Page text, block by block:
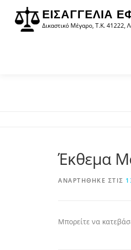
περιεχόμενο
Προχωρήστε
περιεχόμενο
ΕΙΣΑΓΓΕΛΊΑ
Δικαστικό Μέγαρο, Τ.Κ. 41222,
Έκθεμα
ΑΝΑΡΤΉΘΗΚΕ ΣΤΙΣ
Μπορείτε να